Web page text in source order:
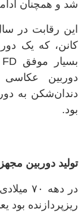
شد و همچنان
این رقابت در
کانن، که یک
بسیار موفق FD
دوربین‌ عکاسی
دندان‌شکن به
بود.
تولید دوربین
در دهه ۷۰
ریزپردازنده بود